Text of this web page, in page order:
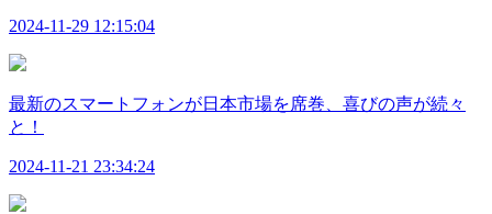
2024-11-29 12:15:04
最新のスマートフォンが日本市場を席巻、喜びの声が続々
と！
2024-11-21 23:34:24